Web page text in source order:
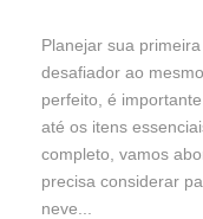
Planejar sua
desafiador ao
perfeito, é
até os itens
completo, vamos
precisa considerar
neve...